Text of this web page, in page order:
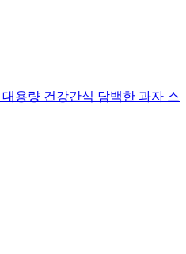
용량 건강간식 담백한 과자 스